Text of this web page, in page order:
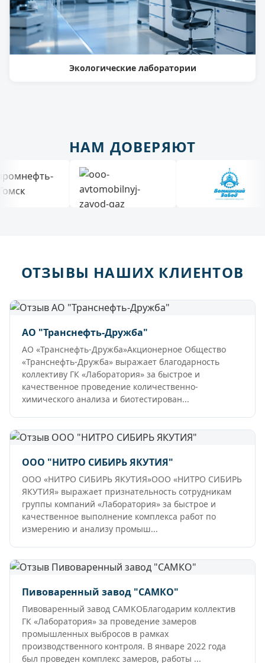
Экологические лаборатории
НАМ ДОВЕРЯЮТ
ОТЗЫВЫ НАШИХ КЛИЕНТОВ
АО "Транснефть-Дружба"
АО «Транснефть-Дружба»Акционерное Общество
«Транснефть-Дружба» выражает благодарность
коллективу ГК «Лаборатория» за быстрое и
качественное проведение количественно-
химического анализа и биотестирован...
ООО "НИТРО СИБИРЬ ЯКУТИЯ"
ООО «НИТРО СИБИРЬ ЯКУТИЯ»ООО «НИТРО СИБИРЬ
ЯКУТИЯ» выражает признательность сотрудникам
группы компаний «Лаборатория» за быстрое и
качественное выполнение комплекса работ по
измерению и анализу промыш...
Пивоваренный завод "САМКО"
Пивоваренный завод САМКОБлагодарим коллектив
ГК «Лаборатория» за проведение замеров
промышленных выбросов в рамках
производственного контроля. В январе 2022 года
был проведен комплекс замеров, работы ...